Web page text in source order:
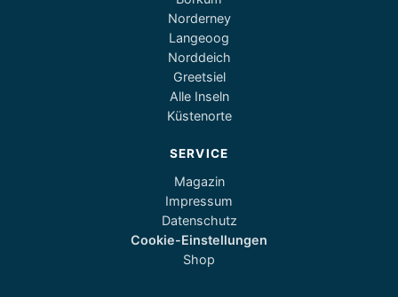
Norderney
Langeoog
Norddeich
Greetsiel
Alle Inseln
Küstenorte
SERVICE
Magazin
Impressum
Datenschutz
Cookie-Einstellungen
Shop